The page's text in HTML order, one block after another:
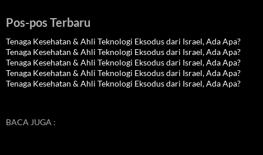
Pos-pos Terbaru
Tenaga Kesehatan & Ahli Teknologi Eksodus dari Israel, Ada Apa?
Tenaga Kesehatan & Ahli Teknologi Eksodus dari Israel, Ada Apa?
Tenaga Kesehatan & Ahli Teknologi Eksodus dari Israel, Ada Apa?
Tenaga Kesehatan & Ahli Teknologi Eksodus dari Israel, Ada Apa?
Tenaga Kesehatan & Ahli Teknologi Eksodus dari Israel, Ada Apa?
BACA JUGA :